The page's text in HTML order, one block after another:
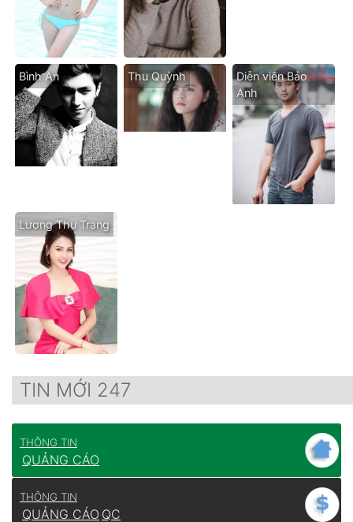
Bình An Thu Quỳnh
Diễn viên Bảo
Anh
Lương Thu Trang
TIN MỚI 247
THÔNG TIN
QUẢNG CÁO
THÔNG TIN
QUẢNG CÁO QC